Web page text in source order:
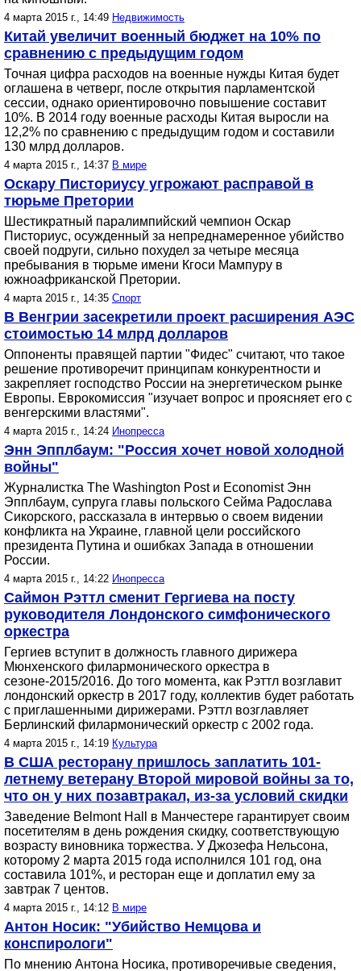
4 марта 2015 г., 14:49 Недвижимость
Китай увеличит военный бюджет на 10% по
сравнению с предыдущим годом
Точная цифра расходов на военные нужды Китая будет
оглашена в четверг, после открытия парламентской
сессии, однако ориентировочно повышение составит
10%. В 2014 году военные расходы Китая выросли на
12,2% по сравнению с предыдущим годом и составили
130 млрд долларов.
4 марта 2015 г., 14:37 В мире
Оскару Писториусу угрожают расправой в
тюрьме Претории
Шестикратный паралимпийский чемпион Оскар
Писториус, осужденный за непреднамеренное убийство
своей подруги, сильно похудел за четыре месяца
пребывания в тюрьме имени Кгоси Мампуру в
южноафриканской Претории.
4 марта 2015 г., 14:35 Спорт
В Венгрии засекретили проект расширения АЭС
стоимостью 14 млрд долларов
Оппоненты правящей партии "Фидес" считают, что такое
решение противоречит принципам конкурентности и
закрепляет господство России на энергетическом рынке
Европы. Еврокомиссия "изучает вопрос и проясняет его с
венгерскими властями".
4 марта 2015 г., 14:24 Инопресса
Энн Эпплбаум: "Россия хочет новой холодной
войны"
Журналистка The Washington Post и Economist Энн
Эпплбаум, супруга главы польского Сейма Радослава
Сикорского, рассказала в интервью о своем видении
конфликта на Украине, главной цели российского
президента Путина и ошибках Запада в отношении
России.
4 марта 2015 г., 14:22 Инопресса
Саймон Рэттл сменит Гергиева на посту
руководителя Лондонского симфонического
оркестра
Гергиев вступит в должность главного дирижера
Мюнхенского филармонического оркестра в
сезоне-2015/2016. До того момента, как Рэттл возглавит
лондонский оркестр в 2017 году, коллектив будет работать
с приглашенными дирижерами. Рэттл возглавляет
Берлинский филармонический оркестр с 2002 года.
4 марта 2015 г., 14:19 Культура
В США ресторану пришлось заплатить 101-
летнему ветерану Второй мировой войны за то,
что он у них позавтракал, из-за условий скидки
Заведение Belmont Hall в Манчестере гарантирует своим
посетителям в день рождения скидку, соответствующую
возрасту виновника торжества. У Джозефа Нельсона,
которому 2 марта 2015 года исполнился 101 год, она
составила 101%, и ресторан еще и доплатил ему за
завтрак 7 центов.
4 марта 2015 г., 14:12 В мире
Антон Носик: "Убийство Немцова и
конспирологи"
По мнению Антона Носика, противоречивые сведения,